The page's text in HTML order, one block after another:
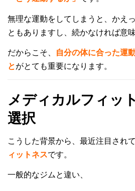
無理な運動をしてしまうと、かえ
ともありますし、続かなければ意
だからこそ、 自分の体に合った運
とがとても重要になります。
メディカルフィッ
選択
こうした背景から、最近注目され
ィットネスです。
一般的なジムと違い、